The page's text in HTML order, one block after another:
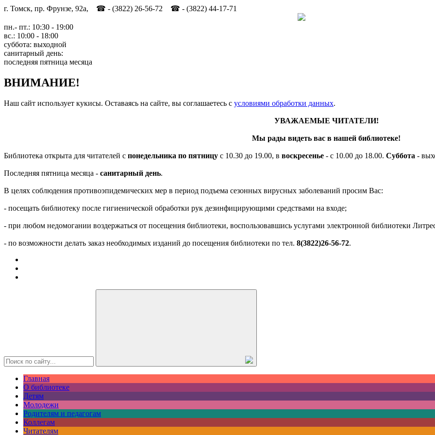
г. Томск, пр. Фрунзе, 92а, ☎ - (3822) 26-56-72 ☎ - (3822) 44-17-71
пн.- пт.: 10:30 - 19:00
вс.: 10:00 - 18:00
суббота: выходной
санитарный день:
последняя пятница месяца
ВНИМАНИЕ!
Наш сайт использует кукисы. Оставаясь на сайте, вы соглашаетесь c условиями обработки данных.
УВАЖАЕМЫЕ ЧИТАТЕЛИ!
Мы рады видеть вас в нашей библиотеке!
Библиотека открыта для читателей с понедельника по пятницу с 10.30 до 19.00, в воскресенье - с 10.00 до 18.00. Суббота -
Последняя пятница месяца - санитарный день.
В целях соблюдения противоэпидемических мер в период подъема сезонных вирусных заболеваний просим Вас:
- посещать библиотеку после гигиенической обработки рук дезинфицирующими средствами на входе;
- при любом недомогании воздержаться от посещения библиотеки, воспользовавшись услугами электронной библиотеки
- по возможности делать заказ необходимых изданий до посещения библиотеки по тел. 8(3822)26-56-72.
Главная
О библиотеке
Детям
Молодежи
Родителям и педагогам
Коллегам
Читателям